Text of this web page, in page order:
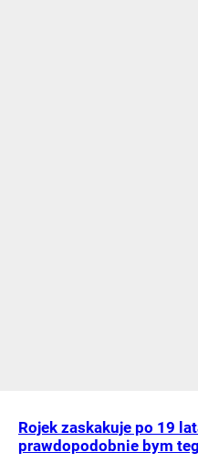
Rojek zaskakuje po 19
prawdopodobnie bym